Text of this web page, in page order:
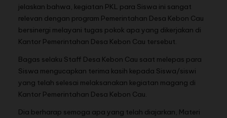
jelaskan bahwa, kegiatan PKL para Siswa ini sangat
relevan dengan program Pemerintahan Desa Kebon Cau
bersinergi melayani tugas pokok apa yang dikerjakan di
Kantor Pemerintahan Desa Kebon Cau tersebut.
Bagas selaku Staff Desa Kebon Cau saat melepas para
Siswa mengucapkan terima kasih kepada Siswa/siswi
yang telah selesai melaksanakan kegiatan magang di
Kantor Pemerintahan Desa Kebon Cau.
Dia berharap semoga apa yang telah diajarkan, Materi